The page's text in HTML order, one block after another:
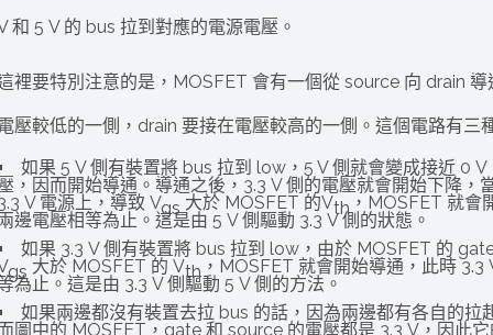
和 5 V 的 bus 拉到對應的電源電壓。
裡要特別注意的是，MOSFET 會有一個從 source 向 drain
壓較低的一側，drain 要接在電壓較高的一側。這個電路有三
如果 5 V 側有裝置將 bus 拉到 low，5 V 側就會變成接近 0
，因而開始導通。導通之後，3.3 V 側的電壓就會開始下降
V 電源上，導致 Vgs大於 MOSFET 的Vth ，MOSFET 就會
邊電壓相等為止。這是由 5 V 側驅動 3.3 V 側的狀態。
如果 3.3 V 側有裝置將 bus 拉到 low，由於 MOSFET 的
gs 大於 MOSFET 的 Vth ，MOSFET 就會開始導通，此時
為止。這是由 3.3 V 側驅動 5 V 側的方法。
如果兩邊都沒有裝置去拉 bus 的話，因為兩邊都有各自的拉
圖中的 MOSFET，gate 和 source 的電壓都是 3.3 V，因此它